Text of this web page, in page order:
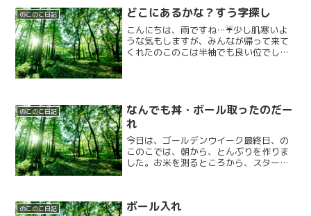
のこのこ日記 どこにあるかな？すう字探し
こんにちは、雨ですね…☔少し肌寒いよ
うな気もしますが、みんなが帰って来て
くれたのこのこは半袖でも良い位でした
のこのこ日記
なんでも丼・ボール取ったのだー
れ
今日は、ゴールデンウイーク最終日、の
このこでは、朝から、とんぶりを作りま
した。お米を測るところから、スター
にソーセージと唐揚げとポテ...
のこのこ日記 ボール入れ